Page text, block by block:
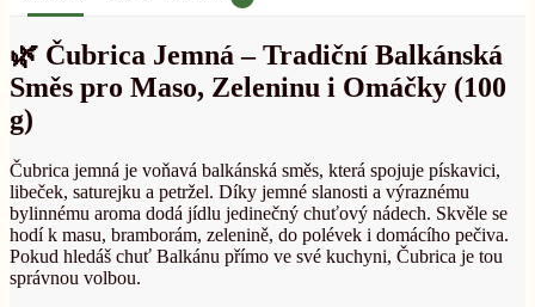
🌿 Čubrica Jemná – Tradiční Balkánská
Směs pro Maso, Zeleninu i Omáčky (100
g)
Čubrica jemná je voňavá balkánská směs, která spojuje pískavici,
libeček, saturejku a petržel. Díky jemné slanosti a výraznému
bylinnému aroma dodá jídlu jedinečný chuťový nádech. Skvěle se
hodí k masu, bramborám, zelenině, do polévek i domácího pečiva.
Pokud hledáš chuť Balkánu přímo ve své kuchyni, Čubrica je tou
správnou volbou.